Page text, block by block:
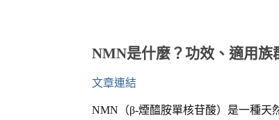
NMN是什麼？功效、適用族
文章連結
NMN （β-煙醯胺單核苷酸）是一種天